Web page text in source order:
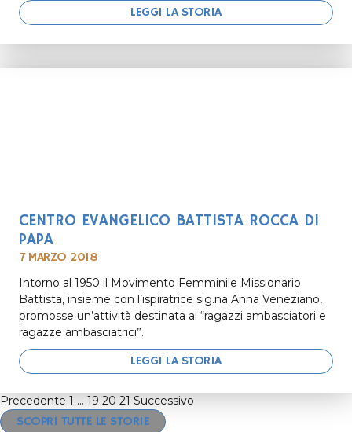
LEGGI LA STORIA
CENTRO EVANGELICO BATTISTA ROCCA DI
PAPA
7 MARZO 2018
Intorno al 1950 il Movimento Femminile Missionario
Battista, insieme con l’ispiratrice sig.na Anna Veneziano,
promosse un’attività destinata ai “ragazzi ambasciatori e
ragazze ambasciatrici”.
LEGGI LA STORIA
Precedente 1 … 19 20 21 Successivo
SCOPRI TUTTE LE STORIE